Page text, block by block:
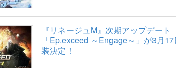
『リネージュM』次期アップデート
「Ep.exceed ～Engage～」が3月
装決定！